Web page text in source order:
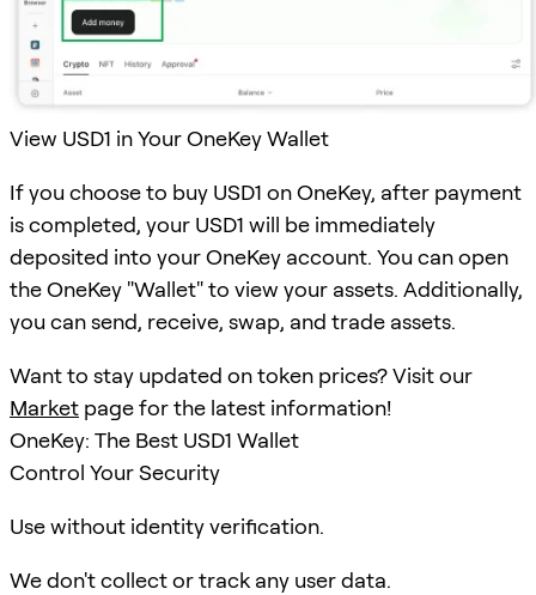
View USD1 in Your OneKey Wallet
If you choose to buy USD1 on OneKey, after payment
is completed, your USD1 will be immediately
deposited into your OneKey account. You can open
the OneKey "Wallet" to view your assets. Additionally,
you can send, receive, swap, and trade assets.
Want to stay updated on token prices? Visit our
Market page for the latest information!
OneKey: The Best USD1 Wallet
Control Your Security
Use without identity verification.
We don't collect or track any user data.